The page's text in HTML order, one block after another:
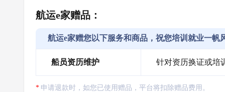
航运e家赠品：
航运e家赠您以下服务和商品，祝您培训就业一帆
船员资历维护 针对资历换证或培
申请退款时，如您已使用赠品，平台将扣除赠品费用。